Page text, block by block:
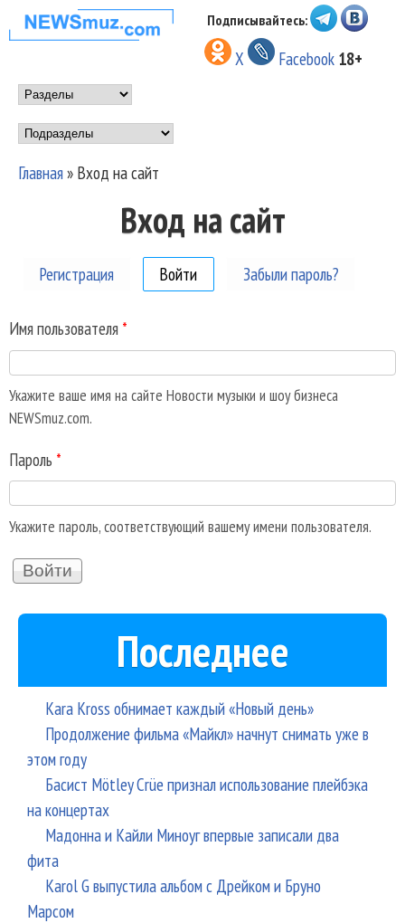
Перейти к основному
содержанию
НОВОСТИ
МУЗЫКИ И
ШОУ БИЗНЕСА
NEWSMUZ.COM
Подписывайтесь:
X Facebook 18+
Main menu
Подразделы
Вы здесь
Главная» Вход на сайт
Вход на сайт
Регистрация Войти (активная вкладка)
Забыли пароль?
Имя пользователя *
Укажите ваше имя на сайте Новости музыки и шоу бизнеса
NEWSmuz.com.
Пароль *
Укажите пароль, соответствующий вашему имени пользователя.
Последнее
Kara Kross обнимает каждый «Новый день»
Продолжение фильма «Майкл» начнут снимать уже в
этом году
Басист Mötley Crüe признал использование плейбэка
на концертах
Мадонна и Кайли Миноуг впервые записали два
фита
Karol G выпустила альбом с Дрейком и Бруно
Марсом